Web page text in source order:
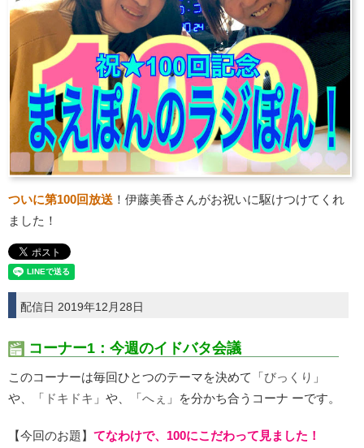
ついに第100回放送 ！伊藤美香さんがお祝いに駆けつけてくれ
ました！
配信日 2019年12月28日
コーナー1：今週のイドバタ会議
このコーナーは毎回ひとつのテーマを決めて「びっくり 」
や、「 ドキドキ 」や、「へぇ 」を分かち合うコーナ ーです。
【今回のお題】 てなわけで、100にこだわって見ました！